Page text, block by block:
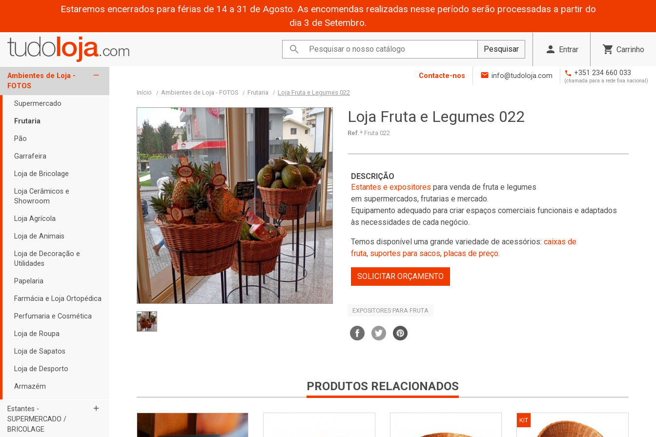
Estaremos encerrados para férias de 14 a 31 de Agosto. As encomendas realizadas nesse período serão processadas a partir do
dia 3 de Setembro.
 Pesquisar person Entrar shopping_cart Carrinho
Ambientes de Loja -
FOTOS
remove
Supermercado
Frutaria
Pão
Garrafeira
Loja de Bricolage
Loja Cerâmicos e
Showroom
Loja Agrícola
Loja de Animais
Loja de Decoração e
Utilidades
Papelaria
Farmácia e Loja Ortopédica
Perfumaria e Cosmética
Loja de Roupa
Loja de Sapatos
Loja de Desporto
Armazém
Estantes -
SUPERMERCADO /
BRICOLAGE
add
Contacte-nos mail info@tudoloja.com phone +351 234 660 033
(chamada para a rede fixa nacional)
Início Ambientes de Loja - FOTOS Frutaria Loja Fruta e Legumes 022
Loja Fruta e Legumes 022
Ref.ª Fruta 022
DESCRIÇÃO
Estantes e expositores para venda de fruta e legumes
em supermercados, frutarias e mercado.
Equipamento adequado para criar espaços comerciais funcionais e adaptados
às necessidades de cada negócio.
Temos disponível uma grande variedade de acessórios: caixas de
fruta,suportes para sacos, placas de preço.
SOLICITAR ORÇAMENTO
EXPOSITORES PARA FRUTA
PRODUTOS RELACIONADOS
KIT